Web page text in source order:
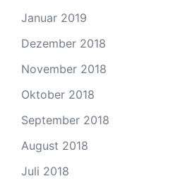
Januar 2019
Dezember 2018
November 2018
Oktober 2018
September 2018
August 2018
Juli 2018